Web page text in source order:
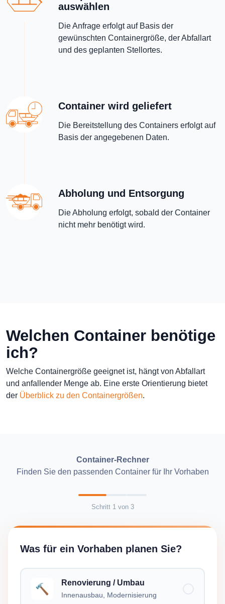
auswählen
Die Anfrage erfolgt auf Basis der
gewünschten Containergröße, der Abfallart
und des geplanten Stellortes.
Container wird geliefert
Die Bereitstellung des Containers erfolgt auf
Basis der angegebenen Daten.
Abholung und Entsorgung
Die Abholung erfolgt, sobald der Container
nicht mehr benötigt wird.
Welchen Container benötige
ich?
Welche Containergröße geeignet ist, hängt von Abfallart
und anfallender Menge ab. Eine erste Orientierung bietet
der Überblick zu den Containergrößen.
Container-Rechner
Finden Sie den passenden Container für Ihr Vorhaben
Schritt 1von 3
Was für ein Vorhaben planen Sie?
🔨 Renovierung / Umbau
Innenausbau, Modernisierung